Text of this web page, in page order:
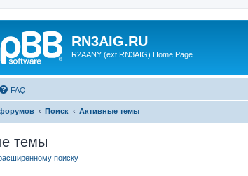
RN3AIG.RU
R2AANY (ext RN3AIG) Home Page
FAQ
Поиск Активные темы
темы
поиску